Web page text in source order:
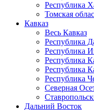
Республика
Томская
Кавказ
Весь Кавказ
Республика
Республика
Республика
Республика
Республика
Северная
Дальний Восток